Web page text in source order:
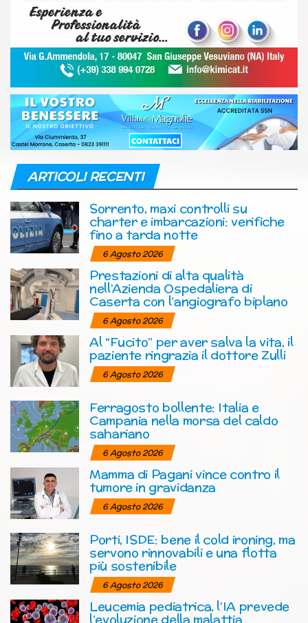
ARTICOLI RECENTI
Sorrento, maxi controlli su
charter e imbarcazioni: verifiche
fino a tarda notte
6 Agosto 2026
Prestazioni di alta qualità
nell’Azienda Ospedaliera di
Caserta con l’angiografo biplano
6 Agosto 2026
Al “Fucito” per aver salva la vita, il
paziente ringrazia il dottore Zulli
6 Agosto 2026
Ferragosto bollente: Italia e
Campania nella morsa del caldo
sahariano
6 Agosto 2026
Mamma di Pagani vince contro il
tumore in gravidanza
6 Agosto 2026
Porti, ISDE: bene il cold ironing, ma
servono rinnovabili e una flotta
più sostenibile
6 Agosto 2026
Leucemia pediatrica, l’IA prevede
l’evoluzione della malattia